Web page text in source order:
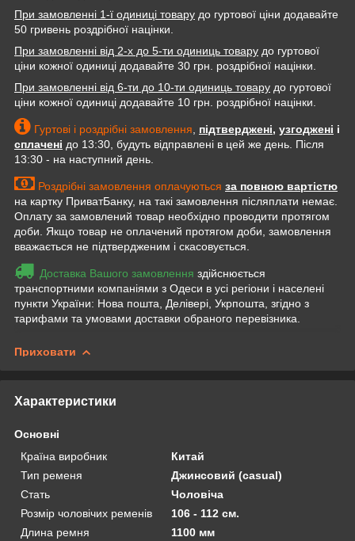
При замовленні 1-ї одиниці товару до гуртової ціни додавайте
50 гривень роздрібної націнки.
При замовленні від 2-х до 5-ти одиниць товару до гуртової
ціни кожної одиниці додавайте 30 грн. роздрібної націнки.
При замовленні від 6-ти до 10-ти одиниць товару до гуртової
ціни кожної одиниці додавайте 10 грн. роздрібної націнки.
Гуртові і роздрібні замовлення підтверджені, узгоджені і
сплачені до 13:30, будуть відправлені в цей же день. Після
13:30 - на наступний день.
Роздрібні замовлення оплачуються за повною вартістю
на картку ПриватБанку, на такі замовлення післяплати немає.
Оплату за замовлений товар необхідно проводити протягом
доби. Якщо товар не оплачений протягом доби, замовлення
вважається не підтвердженим і скасовується.
Доставка Вашого замовлення здійснюється
транспортними компаніями з Одеси в усі регіони і населені
пункти України: Нова пошта, Делівері, Укрпошта, згідно з
тарифами та умовами доставки обраного перевізника.
Приховати
Характеристики
Основні
Країна виробник
Китай
Тип ременя
Джинсовий (casual)
Стать
Чоловіча
Розмір чоловічих ременів
106 - 112 см.
Длина ремня
1100 мм